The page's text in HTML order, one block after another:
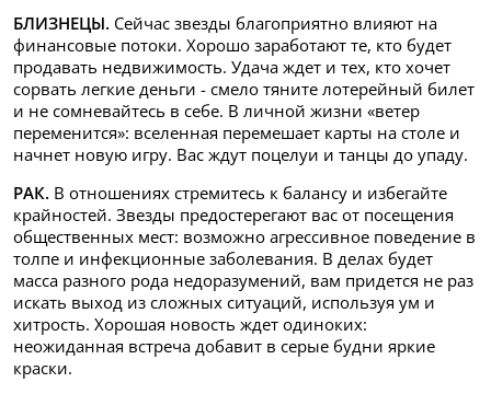
БЛИЗНЕЦЫ. Сейчас звезды благоприятно влияют на
финансовые потоки. Хорошо заработают те, кто будет
продавать недвижимость. Удача ждет и тех, кто хочет
сорвать легкие деньги - смело тяните лотерейный билет
и не сомневайтесь в себе. В личной жизни «ветер
переменится»: вселенная перемешает карты на столе и
начнет новую игру. Вас ждут поцелуи и танцы до упаду.
РАК. В отношениях стремитесь к балансу и избегайте
крайностей. Звезды предостерегают вас от посещения
общественных мест: возможно агрессивное поведение в
толпе и инфекционные заболевания. В делах будет
масса разного рода недоразумений, вам придется не раз
искать выход из сложных ситуаций, используя ум и
хитрость. Хорошая новость ждет одиноких:
неожиданная встреча добавит в серые будни яркие
краски.